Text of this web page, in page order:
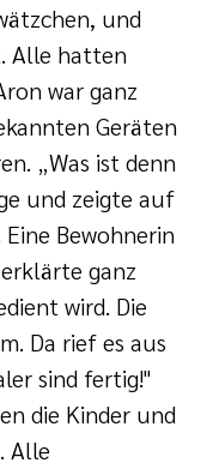
und
Alle hatten
war ganz
Geräten
„Was ist denn
und zeigte auf
Bewohnerin
ganz
wird. Die
Da rief es aus
sind fertig!"
die Kinder und
Alle